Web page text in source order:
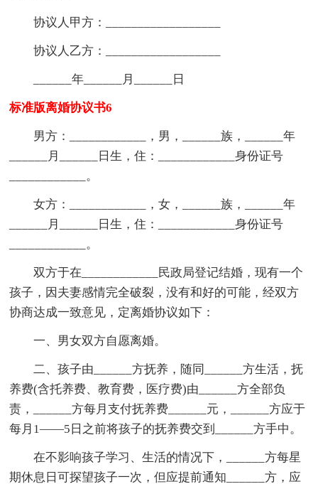
协议人甲方：__________________
协议人乙方：__________________
______年______月______日
标准版离婚协议书6
男方：____________，男，______族，______年
______月______日生，住：____________身份证号
____________。
女方：____________，女，______族，______年
______月______日生，住：____________身份证号
____________。
双方于在____________民政局登记结婚，现有一个
孩子，因夫妻感情完全破裂，没有和好的可能，经双方
协商达成一致意见，定离婚协议如下：
一、男女双方自愿离婚。
二、孩子由______方抚养，随同______方生活，抚
养费(含托养费、教育费，医疗费)由______方全部负
责，______方每月支付抚养费______元，______方应于
每月1——5日之前将孩子的抚养费交到______方手中。
在不影响孩子学习、生活的情况下，______方每星
期休息日可探望孩子一次，但应提前通知______方，应